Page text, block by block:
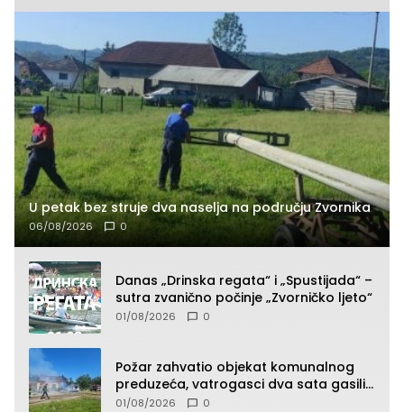
U petak bez struje dva naselja na području Zvornika
06/08/2026 0
Danas „Drinska regata“ i „Spustijada“ –
sutra zvanično počinje „Zvorničko ljeto“
01/08/2026 0
Požar zahvatio objekat komunalnog
preduzeća, vatrogasci dva sata gasili
vatru (FOTO)
01/08/2026 0